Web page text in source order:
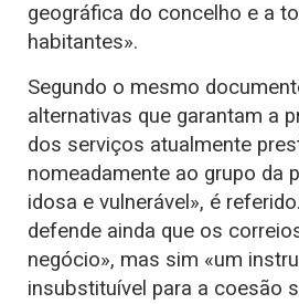
geográfica do concelho e a
habitantes».
Segundo o mesmo
alternativas que garantam a
dos serviços atualmente
nomeadamente ao grupo da
idosa e vulnerável», é
defende ainda que os
negócio», mas sim «um
insubstituível para a coesão